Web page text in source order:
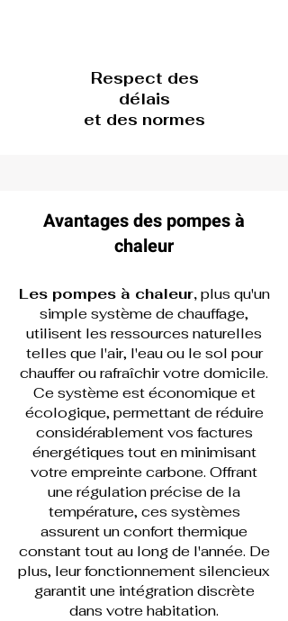
Respect des
délais
et des normes
Avantages des pompes à
chaleur
Les pompes à chaleur,plus qu'un
simple système de chauffage,
utilisent les ressources naturelles
telles que l'air, l'eau ou le sol pour
chauffer ou rafraîchir votre domicile.
Ce système est économique et
écologique, permettant de réduire
considérablement vos factures
énergétiques tout en minimisant
votre empreinte carbone. Offrant
une régulation précise de la
température, ces systèmes
assurent un confort thermique
constant tout au long de l'année. De
plus, leur fonctionnement silencieux
garantit une intégration discrète
dans votre habitation.